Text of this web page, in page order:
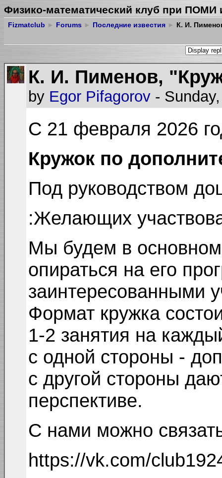
Физико-математический клуб при ПОМИ
Fizmatclub ► Forums ► Последние известия ► К. И.
К. И. Пименов,
by Egor Pifagorov -
С 21 февраля 2026
Кружок по
Под руководством
:Желающих
Мы будем в
опираться на его
заинтересованными
Формат кружка
1-2 занятия на
с одной стороны -
с другой стороны
перспективе.
С нами можно
https://vk.com/